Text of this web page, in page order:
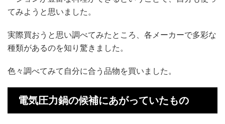
てみようと思いました。
実際買おうと思い調べてみたところ、各メーカーで多彩な
種類があるのを知り驚きました。
色々調べてみて自分に合う品物を買いました。
電気圧力鍋の候補にあがっていたもの